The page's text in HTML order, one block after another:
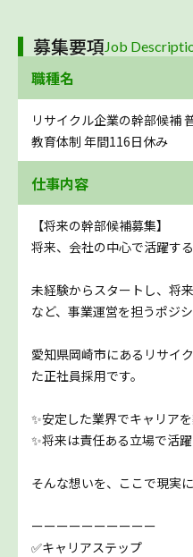
募集要項 Job
職種名
リサイクル企業の幹部候補
教育体制 年間116日休み
仕事内容
【将来の幹部候補募集】
将来、会社の中心で活躍す
未経験からスタートし、将
など、事業運営を担うポジ
愛知県岡崎市にあるリサイ
た正社員採用です。
✨安定した業界でキャリア
✨将来は責任ある立場で活
そんな想いを、ここで現実
ーーーーーーーーーー
✅キャリアステップ